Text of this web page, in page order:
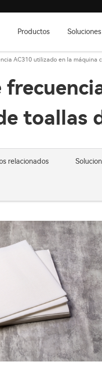
Productos Soluciones
AC310 utilizado en la
toallas
relacionados